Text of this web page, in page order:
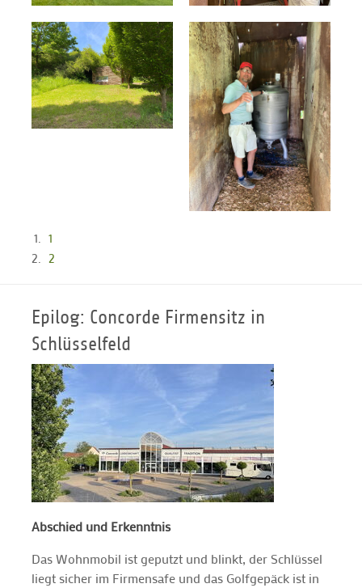
1
2
Epilog: Concorde Firmensitz in
Schlüsselfeld
Abschied und Erkenntnis
Das Wohnmobil ist geputzt und blinkt, der Schlüssel
liegt sicher im Firmensafe und das Golfgepäck ist in